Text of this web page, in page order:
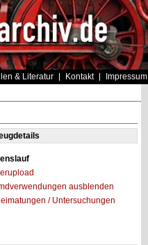
& Literatur Kontakt Impressum
ausblenden
/ Untersuchungen